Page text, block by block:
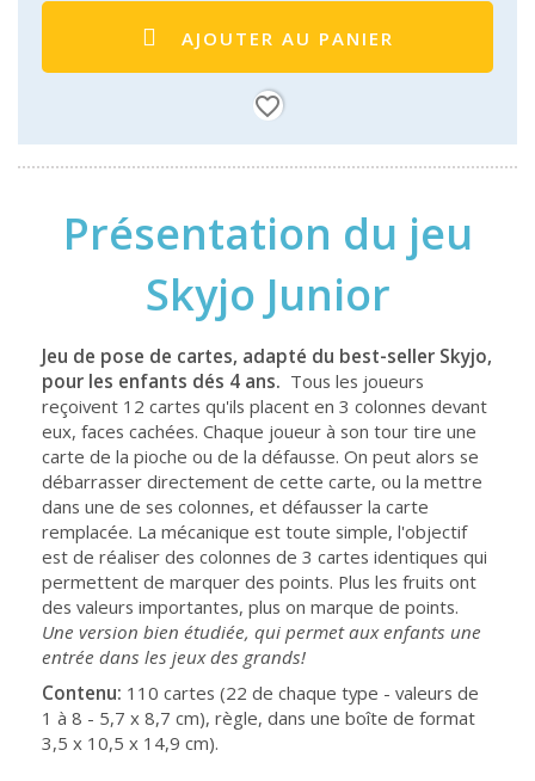
AJOUTER AU PANIER
favorite_border
Présentation du jeu
Skyjo Junior
Jeu de pose de cartes, adapté du best-seller Skyjo,
pour les enfants dés 4 ans. Tous les joueurs
reçoivent 12 cartes qu'ils placent en 3 colonnes devant
eux, faces cachées. Chaque joueur à son tour tire une
carte de la pioche ou de la défausse. On peut alors se
débarrasser directement de cette carte, ou la mettre
dans une de ses colonnes, et défausser la carte
remplacée. La mécanique est toute simple, l'objectif
est de réaliser des colonnes de 3 cartes identiques qui
permettent de marquer des points. Plus les fruits ont
des valeurs importantes, plus on marque de points.
Une version bien étudiée, qui permet aux enfants une
entrée dans les jeux des grands!
Contenu: 110 cartes (22 de chaque type - valeurs de
1 à 8 - 5,7 x 8,7 cm), règle, dans une boîte de format
3,5 x 10,5 x 14,9 cm).